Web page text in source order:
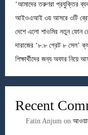
‘আমাদের তরুণরা প্রযুক্তির
আইওএআই ৩য় আসরে ৩টি
দেশে এলো শাওমির নতুন ফোন
দারাজের ‘৮.৮ গ্রেট ৮ সেল’
শিক্ষার্থীদের জন্য অফার নিয়ে
Recent
Fatin Anjum on